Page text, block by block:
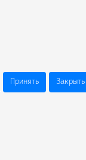
Принять Закрыть